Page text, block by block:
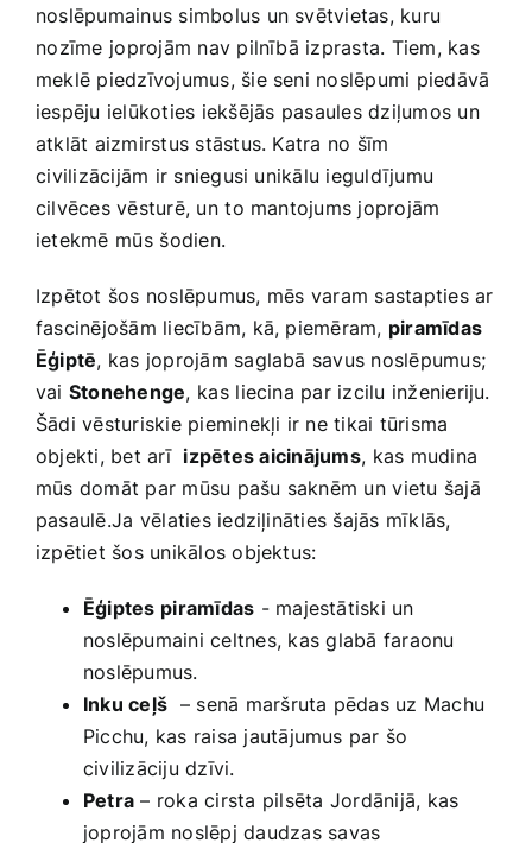
noslēpumainus simbolus un svētvietas, kuru
⁤nozīme⁢ joprojām nav pilnībā izprasta. Tiem, kas
meklē piedzīvojumus, šie seni noslēpumi piedāvā
iespēju ielūkoties iekšējās ⁢pasaules dziļumos un
atklāt aizmirstus stāstus. Katra no ​šīm
⁤civilizācijām ir sniegusi unikālu ieguldījumu
cilvēces vēsturē, un⁣ to mantojums joprojām
ietekmē ⁣mūs ⁤šodien.
Izpētot šos noslēpumus,⁢ mēs varam sastapties ar
fascinējošām liecībām,‍ kā, piemēram, piramīdas
Ēģiptē, kas ‍joprojām saglabā savus noslēpumus;
‍vai Stonehenge, ⁤kas⁢ liecina par izcilu inženieriju.
Šādi vēsturiskie pieminekļi ir ne tikai ‌tūrisma
objekti, bet arī ​ izpētes⁤ aicinājums, ⁤kas mudina⁢
mūs domāt ​par mūsu pašu saknēm un⁣ vietu šajā‌
pasaulē.Ja⁣ vēlaties‍ iedziļināties šajās mīklās,⁣
izpētiet šos unikālos objektus:
Ēģiptes ⁢piramīdas ‌-​ majestātiski un
noslēpumaini celtnes, kas⁢ glabā faraonu ​
noslēpumus.
Inku ceļš ⁤ – senā maršruta pēdas uz Machu
Picchu, kas‌ raisa jautājumus par šo
civilizāciju dzīvi.
Petra – roka cirsta pilsēta⁢ Jordānijā, ⁤kas
joprojām​ noslēpj daudzas ⁣savas